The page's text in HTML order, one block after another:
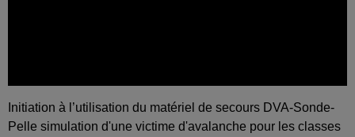
Initiation à l’utilisation du matériel de secours DVA-Sonde-
Pelle simulation d'une victime d'avalanche pour les classes